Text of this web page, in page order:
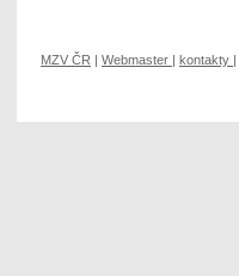
MZV ČR | Webmaster | kontakty |